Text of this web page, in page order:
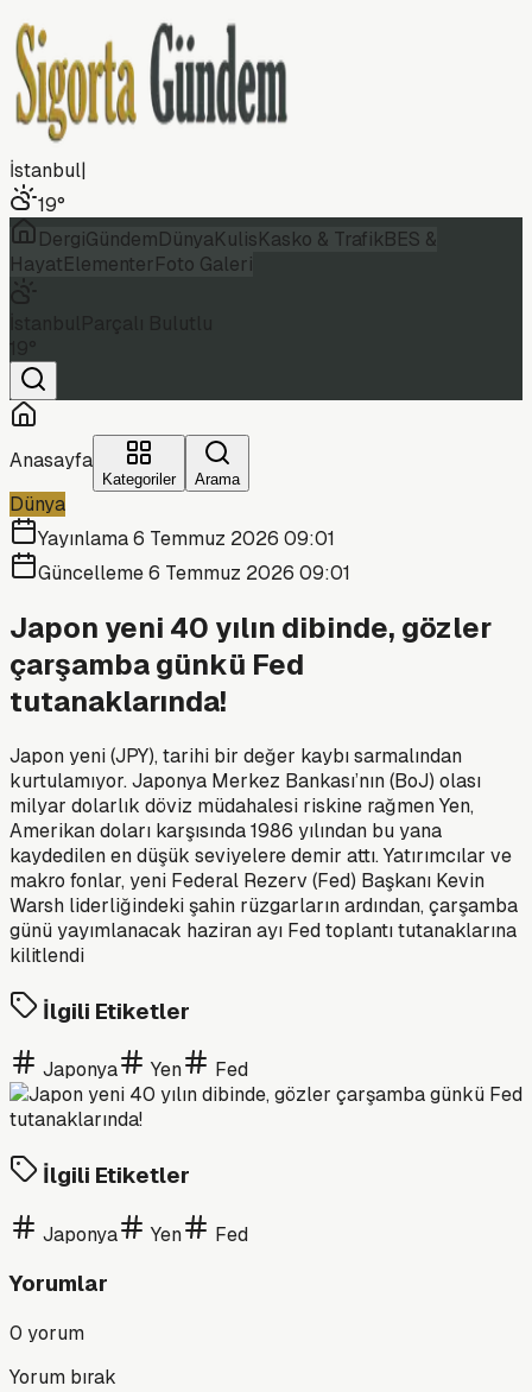
İstanbul|
19°
DergiGündemDünyaKulisKasko & TrafikBES &
HayatElementerFoto Galeri
Anasayfa
Kategoriler Arama
Dünya
Yayınlama6 Temmuz 2026 09:01
Güncelleme6 Temmuz 2026 09:01
Japon yeni 40 yılın dibinde, gözler
çarşamba günkü Fed
tutanaklarında!
Japon yeni (JPY), tarihi bir değer kaybı sarmalından
kurtulamıyor. Japonya Merkez Bankası’nın (BoJ) olası
milyar dolarlık döviz müdahalesi riskine rağmen Yen,
Amerikan doları karşısında 1986 yılından bu yana
kaydedilen en düşük seviyelere demir attı. Yatırımcılar ve
makro fonlar, yeni Federal Rezerv (Fed) Başkanı Kevin
Warsh liderliğindeki şahin rüzgarların ardından, çarşamba
günü yayımlanacak haziran ayı Fed toplantı tutanaklarına
kilitlendi
İlgili Etiketler
Japonya Yen Fed
İlgili Etiketler
Japonya Yen Fed
Yorumlar
0 yorum
Yorum bırak